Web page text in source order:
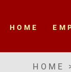
HOME
HOME